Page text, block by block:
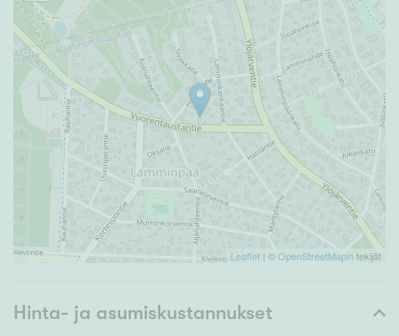
Leaflet | ©OpenStreetMapintekijät
Hinta- ja asumiskustannukset